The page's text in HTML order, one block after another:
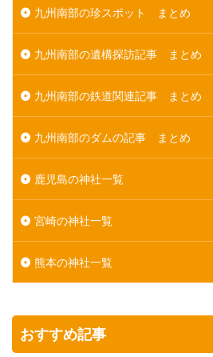
九州南部の珍スポット まとめ
九州南部の遺構探訪記事 まとめ
九州南部の鉄道関連記事 まとめ
九州南部のダムの記事 まとめ
鹿児島の神社一覧
宮崎の神社一覧
熊本の神社一覧
おすすめ記事